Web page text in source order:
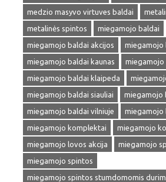
medzio masyvo virtuves baldai
metalinės spintos
miegamojo baldai
miegamojo baldai akcijos
miegamojo
miegamojo baldai kaunas
miegamojo
miegamojo baldai klaipeda
miegamojo baldai siauliai
miegamojo
miegamojo baldai vilniuje
miegamojo
miegamojo komplektai
miegamojo
miegamojo lovos akcija
miegamojo
miegamojo spintos
miegamojo spintos stumdomomis